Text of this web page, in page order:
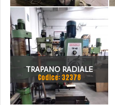
TRAPANO RADIALE
BERGONZI TR 40
Codice: 32378